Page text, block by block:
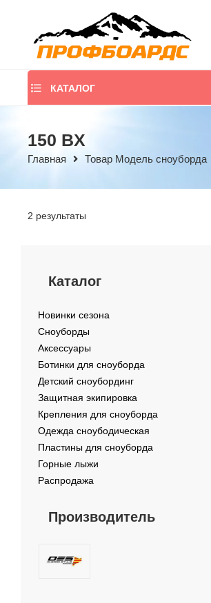
КАТАЛОГ
150 BX
Главная Товар Модель сноуборда
2 результаты
Каталог
Новинки сезона
Сноуборды
Аксессуары
Ботинки для сноуборда
Детский сноубординг
Защитная экипировка
Крепления для сноуборда
Одежда сноубодическая
Пластины для сноуборда
Горные лыжи
Распродажа
Производитель